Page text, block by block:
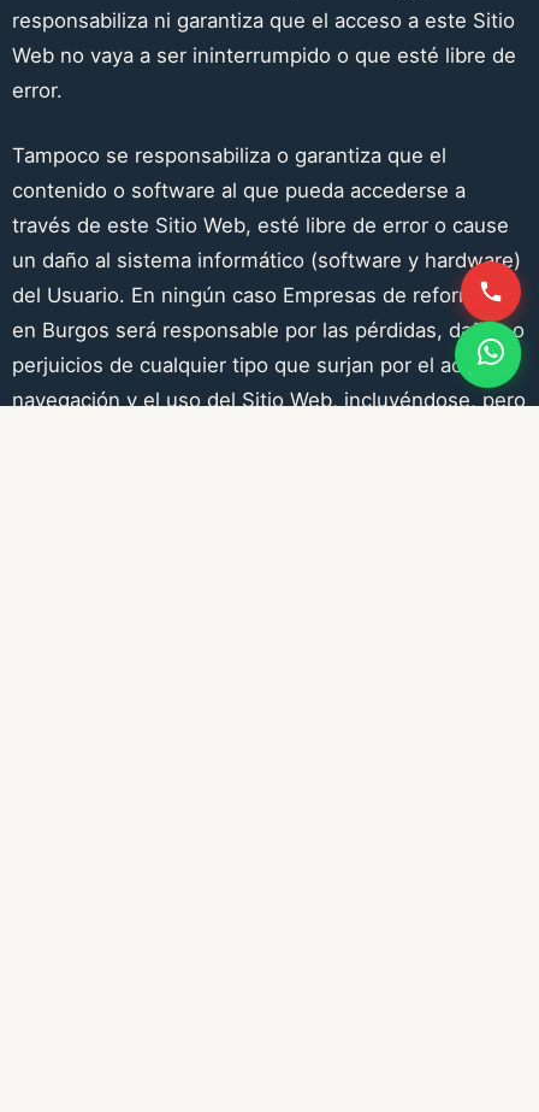
responsabiliza ni garantiza que el acceso a este Sitio
Web no vaya a ser ininterrumpido o que esté libre de
error.
Tampoco se responsabiliza o garantiza que el
contenido o software al que pueda accederse a
través de este Sitio Web, esté libre de error o cause
un daño al sistema informático (software y hardware)
del Usuario. En ningún caso Empresas de reformas
en Burgos será responsable por las pérdidas, daños o
perjuicios de cualquier tipo que surjan por el acceso,
navegación y el uso del Sitio Web, incluyéndose, pero